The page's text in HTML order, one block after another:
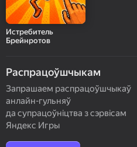
Истребитель
Брейнротов
Распрацоўшчыкам
Запрашаем распрацоўшчыкаў
анлайн-гульняў
да супрацоўніцтва з сэрвісам
Яндекс Игры